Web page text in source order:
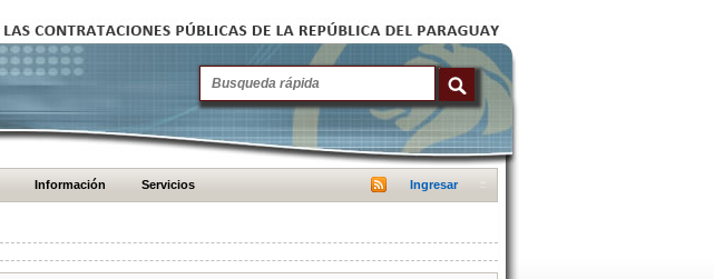
Información Servicios Ingresar